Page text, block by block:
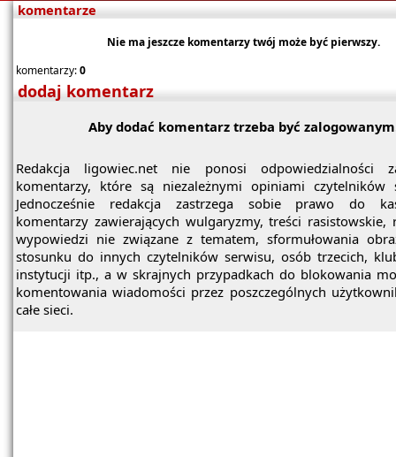
komentarze
Nie ma jeszcze komentarzy twój może być pierwszy.
komentarzy:0
dodaj komentarz
Aby dodać komentarz trzeba być
Redakcja ligowiec.net nie ponosi odpowiedzialności
komentarzy, które są niezależnymi opiniami czytelników
Jednocześnie redakcja zastrzega sobie prawo do
komentarzy zawierających wulgaryzmy, treści rasistowskie,
wypowiedzi nie związane z tematem, sformułowania
stosunku do innych czytelników serwisu, osób trzecich,
instytucji itp., a w skrajnych przypadkach do blokowania
komentowania wiadomości przez poszczególnych
całe sieci.